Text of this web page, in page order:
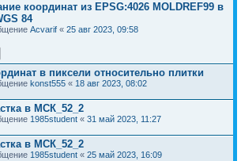
координат из EPSG:4026 MOLDREF99 в
84
Acvarif « 25 авг 2023, 09:58
в пиксели относительно плитки
konst555 « 18 авг 2023, 08:02
в МСК_52_2
1985student « 31 май 2023, 11:27
в МСК_52_2
1985student « 25 май 2023, 16:09